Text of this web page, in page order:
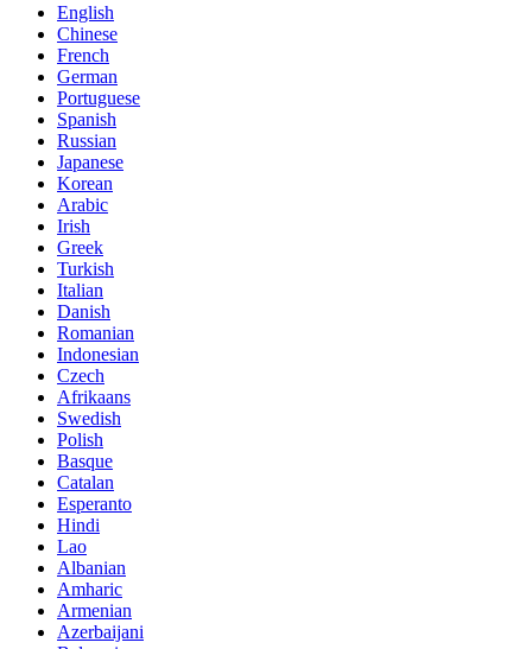
English
Chinese
French
German
Portuguese
Spanish
Russian
Japanese
Korean
Arabic
Irish
Greek
Turkish
Italian
Danish
Romanian
Indonesian
Czech
Afrikaans
Swedish
Polish
Basque
Catalan
Esperanto
Hindi
Lao
Albanian
Amharic
Armenian
Azerbaijani